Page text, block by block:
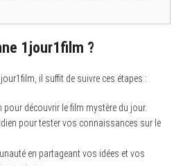
1jour1film ?
il suffit de suivre ces étapes :
découvrir le film mystère du jour.
pour tester vos connaissances sur le
en partageant vos idées et vos